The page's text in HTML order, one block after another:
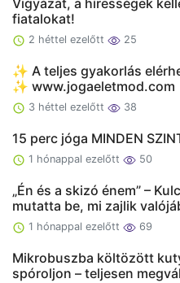
Vigyázat, a hírességek
fiatalokat!
2 héttel ezelőtt 25
✨ A teljes gyakorlás
✨ www.jogaeletmod.com
3 héttel ezelőtt 38
15 perc jóga MINDEN
1 hónappal ezelőtt 50
„Én és a skizó énem” –
mutatta be, mi zajlik
1 hónappal ezelőtt 69
Mikrobuszba költözött
spóroljon – teljesen